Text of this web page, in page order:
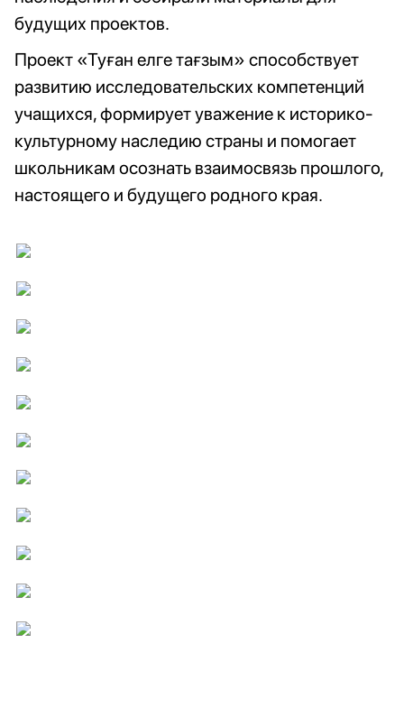
будущих проектов.
Проект «Туған елге тағзым» способствует
развитию исследовательских компетенций
учащихся, формирует уважение к историко-
культурному наследию страны и помогает
школьникам осознать взаимосвязь прошлого,
настоящего и будущего родного края.